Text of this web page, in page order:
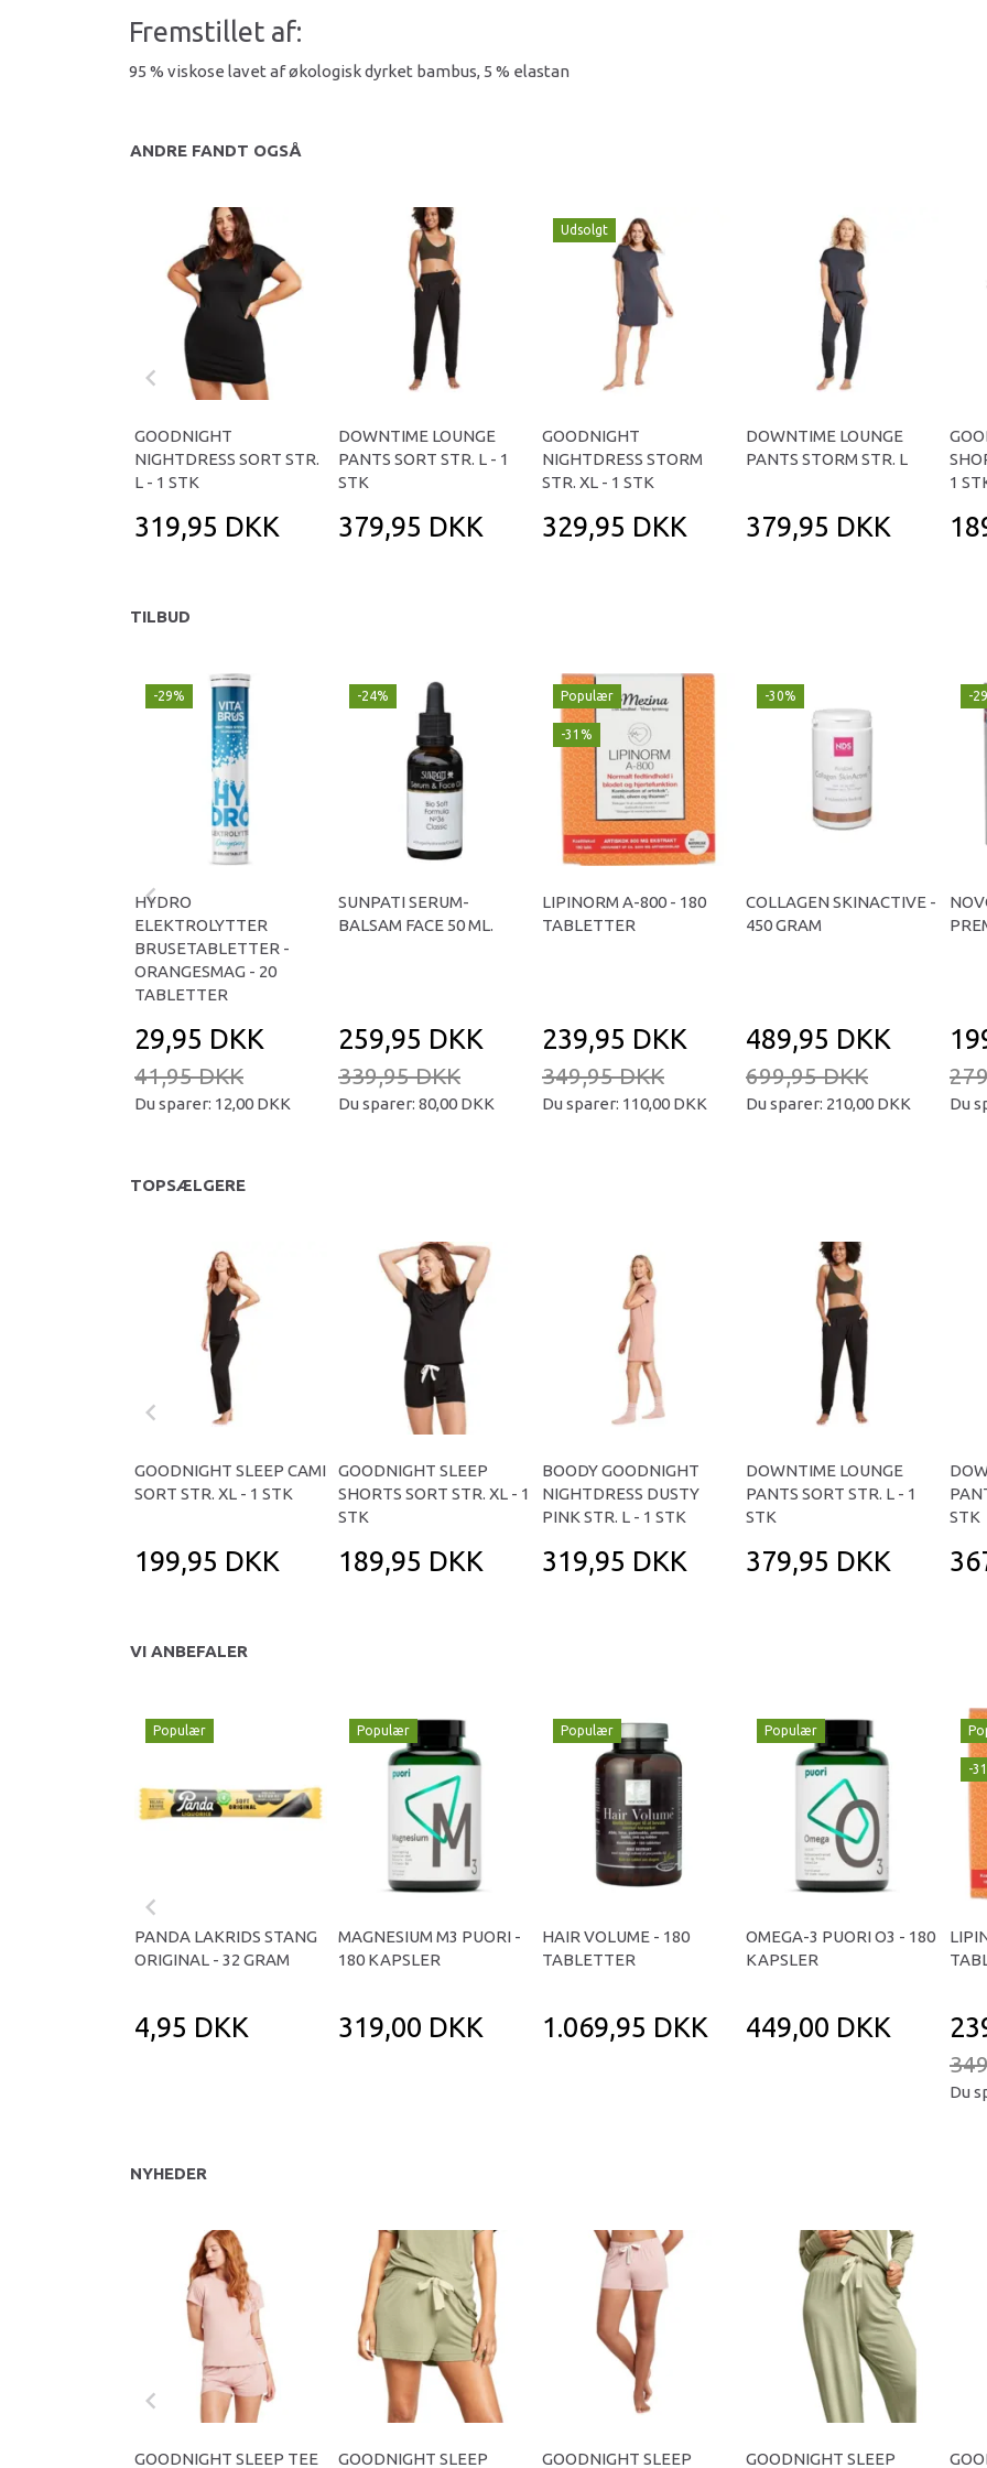
Fremstillet af:
95 % viskose lavet af økologisk dyrket bambus, 5 % elastan
ANDRE FANDT OGSÅ
GOODNIGHT
NIGHTDRESS SORT STR.
L - 1 STK
319,95 DKK
DOWNTIME LOUNGE
PANTS SORT STR. L - 1
STK
379,95 DKK
Udsolgt
GOODNIGHT
NIGHTDRESS STORM
STR. XL - 1 STK
329,95 DKK
DOWNTIME LOUNGE
PANTS STORM STR. L
379,95 DKK
1
TILBUD
-29%
HYDRO
ELEKTROLYTTER
BRUSETABLETTER -
ORANGESMAG - 20
TABLETTER
29,95 DKK
41,95 DKK
Du sparer: 12,00 DKK
-24%
SUNPATI SERUM-
BALSAM FACE 50 ML.
259,95 DKK
339,95 DKK
Du sparer: 80,00 DKK
Populær
-31%
LIPINORM A-800 - 180
TABLETTER
239,95 DKK
349,95 DKK
Du sparer: 110,00 DKK
-30%
COLLAGEN SKINACTIVE -
450 GRAM
489,95 DKK
699,95 DKK
Du sparer: 210,00 DKK
-
Du
TOPSÆLGERE
GOODNIGHT SLEEP CAMI
SORT STR. XL - 1 STK
199,95 DKK
GOODNIGHT SLEEP
SHORTS SORT STR. XL - 1
STK
189,95 DKK
BOODY GOODNIGHT
NIGHTDRESS DUSTY
PINK STR. L - 1 STK
319,95 DKK
DOWNTIME LOUNGE
PANTS SORT STR. L - 1
STK
379,95 DKK
STK
VI ANBEFALER
Populær
PANDA LAKRIDS STANG
ORIGINAL - 32 GRAM
4,95 DKK
Populær
MAGNESIUM M3 PUORI -
180 KAPSLER
319,00 DKK
Populær
HAIR VOLUME - 180
TABLETTER
1.069,95 DKK
Populær
OMEGA-3 PUORI O3 - 180
KAPSLER
449,00 DKK
-
Du
NYHEDER
GOODNIGHT SLEEP TEE GOODNIGHT SLEEP GOODNIGHT SLEEP GOODNIGHT SLEEP